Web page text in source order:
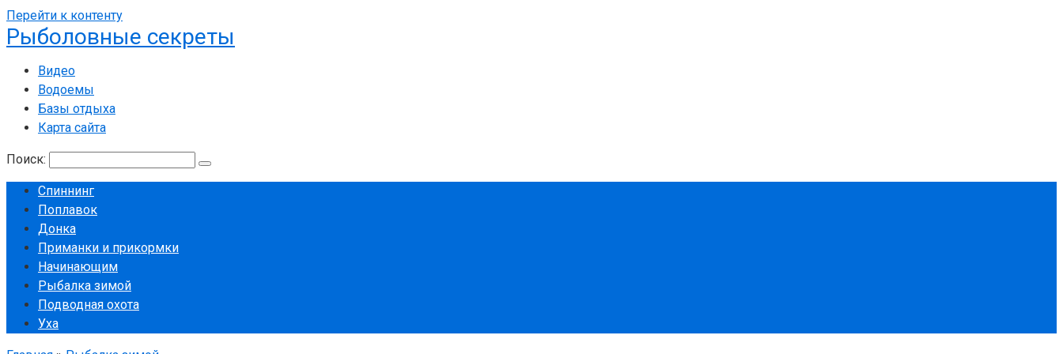
Перейти к контенту
Рыболовные секреты
Видео
Водоемы
Базы отдыха
Карта сайта
Поиск:
Спиннинг
Поплавок
Донка
Приманки и прикормки
Начинающим
Рыбалка зимой
Подводная охота
Уха